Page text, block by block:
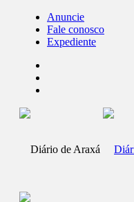
Anuncie
Fale conosco
Expediente